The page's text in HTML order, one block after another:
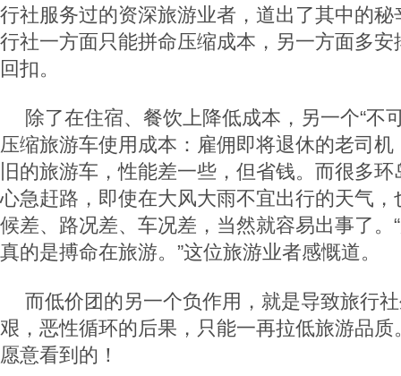
行社服务过的资深旅游业者，道出了其中的
行社一方面只能拼命压缩成本，另一方面多
回扣。
除了在住宿、餐饮上降低成本，另一个“不
压缩旅游车使用成本：雇佣即将退休的老司
旧的旅游车，性能差一些，但省钱。而很多
心急赶路，即使在大风大雨不宜出行的天气
候差、路况差、车况差，当然就容易出事了。
真的是搏命在旅游。”这位旅游业者感慨道。
而低价团的另一个负作用，就是导致旅行
艰，恶性循环的后果，只能一再拉低旅游品
愿意看到的！